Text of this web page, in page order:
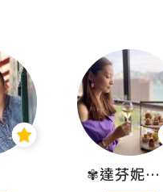
✾達芬妮•愛孩子•愛生活✾